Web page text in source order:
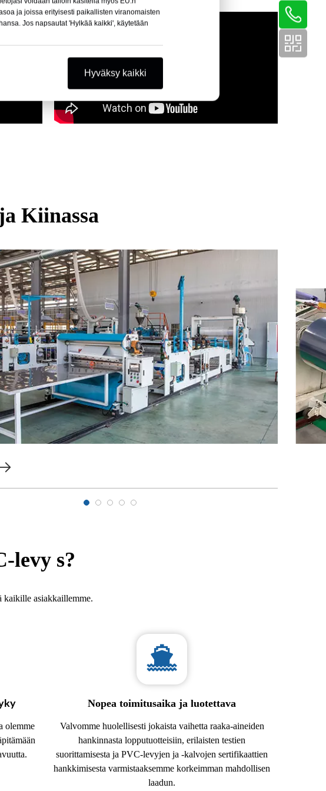
Kiinassa
levy s?
kaikille asiakkaillemme.
olemme
Nopea toimitusaika ja luotettava
Valvomme huolellisesti jokaista vaihetta raaka-aineiden
hankinnasta lopputuotteisiin, erilaisten testien
suorittamisesta ja PVC-levyjen ja -kalvojen sertifikaattien
hankkimisesta varmistaaksemme korkeimman mahdollisen
laadun.
ja joissa erityisesti paikallisten viranomaisten
Jos napsautat 'Hylkää kaikki', käytetään
Hyväksy kaikki